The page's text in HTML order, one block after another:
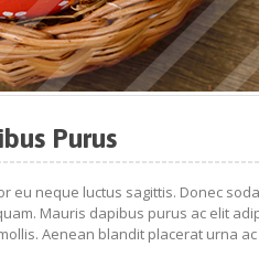
Purus
eu neque luctus sagittis. Donec
Mauris dapibus purus ac elit
Aenean blandit placerat urna